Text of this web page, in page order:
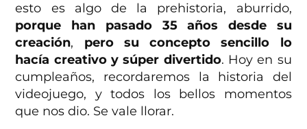
esto es algo de la prehistoria, aburrido,
porque han pasado 35 años desde su
creación, pero su concepto sencillo lo
hacía creativo y súper divertido. Hoy en su
cumpleaños, recordaremos la historia del
videojuego, y todos los bellos momentos
que nos dio. Se vale llorar.